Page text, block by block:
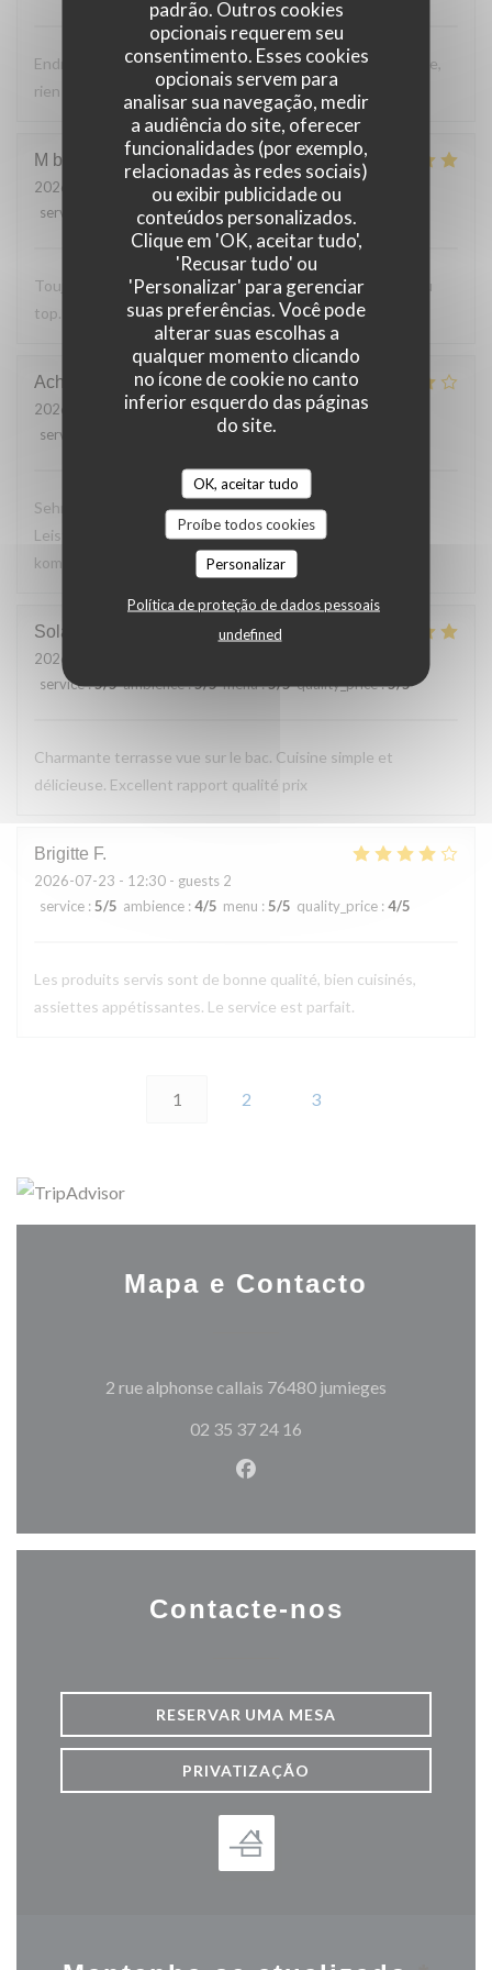
padrão. Outros cookies
opcionais requerem seu
consentimento. Esses cookies
opcionais servem para
analisar sua navegação, medir
a audiência do site, oferecer
funcionalidades (por exemplo,
relacionadas às redes sociais)
ou exibir publicidade ou
conteúdos personalizados.
Clique em 'OK, aceitar tudo',
'Recusar tudo' ou
'Personalizar' para gerenciar
suas preferências. Você pode
alterar suas escolhas a
qualquer momento clicando
no ícone de cookie no canto
inferior esquerdo das páginas
do site.
OK, aceitar tudo
Proíbe todos cookies
Personalizar
Política de proteção de dados pessoais
undefined
Endroit tres accueillant, service efficace, personnel aimable,
rien a reprocher sur les plats.
M bouchon F
2026-07-24
- 19:30 - guests 2
service
ambience:5/5 menu: 5/5 quality_price
Toujours Aussi bon avec les produits locaux, l'accueil et au
top. Lo
Achim
2026-07-24
- 19:30 - guests 2
service
menu:4
Sehr leckeres 3 Gang Menü mit guten Preis
Leistungsverhältnis. Nettes freundliches Personal Wir
kommen gerne wieder
Solange
2026-07-24
service:5/5 ambience:5/5 menu:5/5 quality_price:5/5
Charmante terrasse vue sur le bac. Cuisine simple et
délicieuse. Excellent rapport qualité prix
Brigitte F
2026-07-23 - 12:30 - guests 2
service : 5/5 ambience : 4/5 menu : 5/5 quality_price : 4/5
Les produits servis sont de bonne qualité, bien cuisinés,
assiettes appétissantes. Le service est parfait.
1 2 3
Mapa e Contacto
2 rue alphonse callais 76480 jumieges
02 35 37 24 16
Facebook ((abre numa nova
Contacte-nos
RESERVAR UMA MESA
PRIVATIZAÇÃO